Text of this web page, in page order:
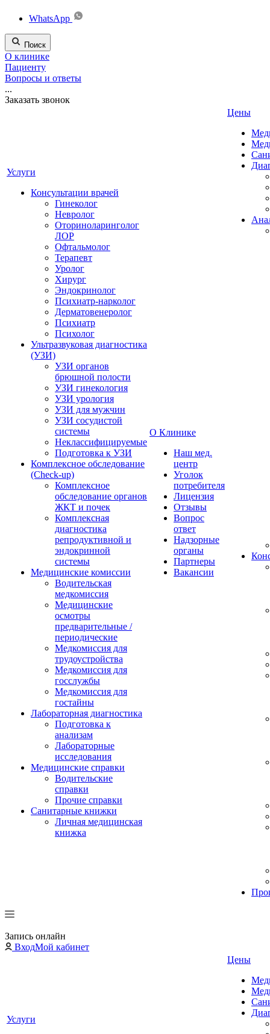
WhatsApp
Поиск
О клинике
Пациенту
Вопросы и ответы
...
Заказать звонок
Услуги
Консультации врачей
Гинеколог
Невролог
Оториноларинголог
ЛОР
Офтальмолог
Терапевт
Уролог
Хирург
Эндокринолог
Психиатр-нарколог
Дерматовенеролог
Психиатр
Психолог
Ультразвуковая диагностика
(УЗИ)
УЗИ органов
брюшной полости
УЗИ гинекология
УЗИ урология
УЗИ для мужчин
УЗИ сосудистой
системы
Неклассифицируемые
Подготовка к УЗИ
Комплексное обследование
(Check-up)
Комплексное
обследование органов
ЖКТ и почек
Комплексная
диагностика
репродуктивной и
эндокринной
системы
Медицинские комиссии
Водительская
медкомиссия
Медицинские
осмотры
предварительные /
периодические
Медкомиссия для
трудоустройства
Медкомиссия для
госслужбы
Медкомиссия для
гостайны
Лабораторная диагностика
Подготовка к
анализам
Лабораторные
исследования
Медицинские справки
Водительские
справки
Прочие справки
Санитарные книжки
Личная медицинская
книжка
О Клинике
Наш мед.
центр
Уголок
потребителя
Лицензия
Отзывы
Вопрос
ответ
Надзорные
органы
Партнеры
Вакансии
Цены
Запись онлайн
ВходМой кабинет
Услуги
Цены